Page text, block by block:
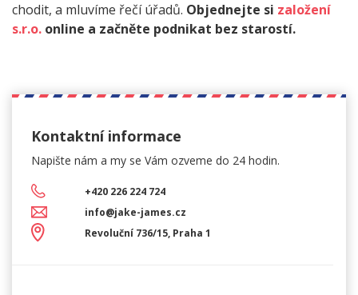
chodit, a mluvíme řečí úřadů. Objednejte si založení
s.r.o. online a začněte podnikat bez starostí.
Kontaktní informace
Napište nám a my se Vám ozveme do 24 hodin.
+420 226 224 724
info@jake-james.cz
Revoluční 736/15, Praha 1